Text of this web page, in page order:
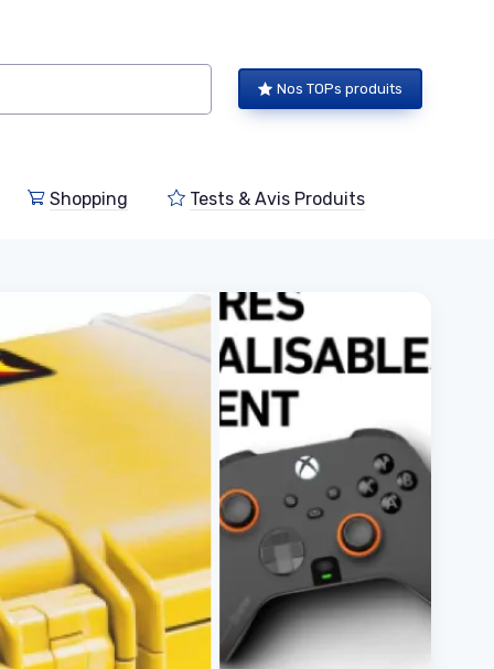
Nos TOPs produits
Shopping Tests & Avis Produits